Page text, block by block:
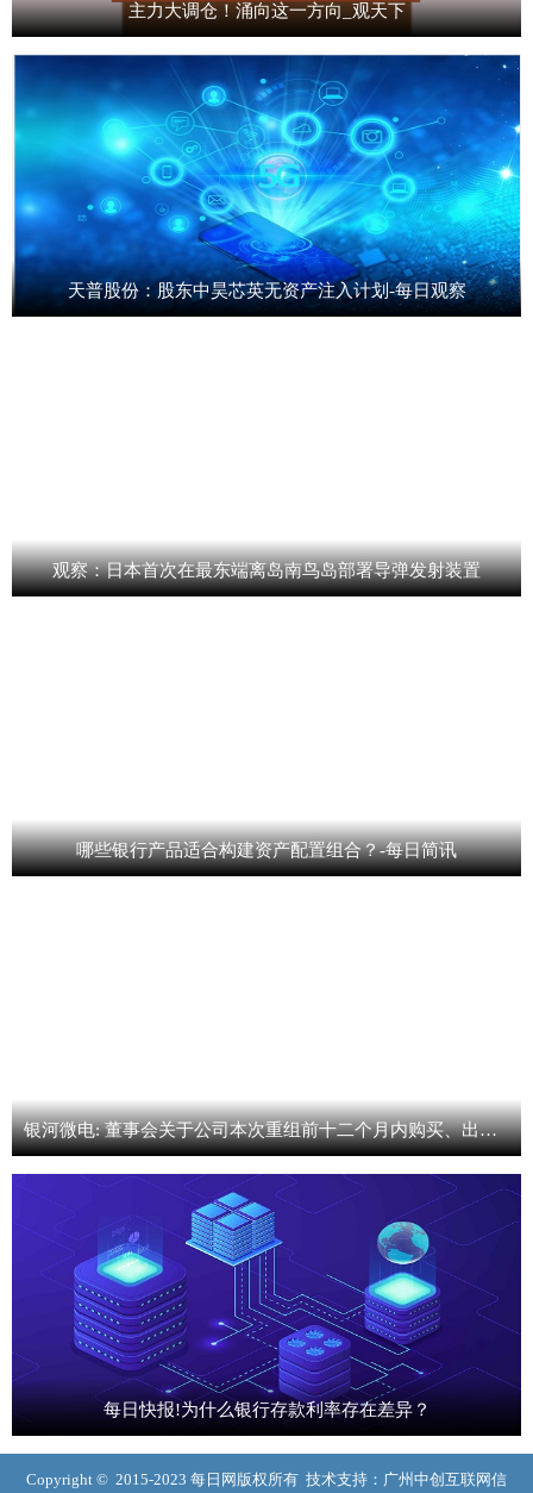
主力大调仓！涌向这一方向_观天下
天普股份：股东中昊芯英无资产注入计划-每日观察
观察：日本首次在最东端离岛南鸟岛部署导弹发射装置
哪些银行产品适合构建资产配置组合？-每日简讯
银河微电: 董事会关于公司本次重组前十二个月内购买、出售资产情况的说明|热讯
每日快报!为什么银行存款利率存在差异？
Copyright © 2015-2023 每日网版权所有 技术支持：广州中创互联网信